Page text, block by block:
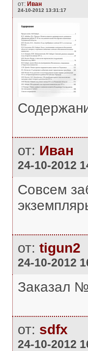
от: Иван
24-10-2012 13:31:17
от: Иван
24-10-2012
Совсем
от: tigun2
24-10-2012
Заказал
от: sdfx
24-10-2012